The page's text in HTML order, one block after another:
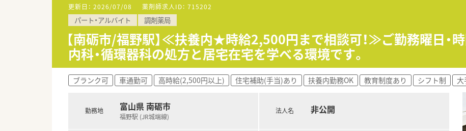
更新日： 2026/07/08 薬剤師求人ID： 715202
パート・アルバイト 調剤薬局
【南砺市/福野駅】≪扶養内★時給2,500円まで相談可！≫ご勤務曜日・
内科・循環器科の処方と居宅在宅を学べる環境です。
ブランク可 車通勤可 高時給(2,500円以上) 住宅補助(手当)あり 扶養内勤務OK 教育制度あり シフト制
勤務地 富山県 南砺市
福野駅 (JR城端線)
法人名 非公開